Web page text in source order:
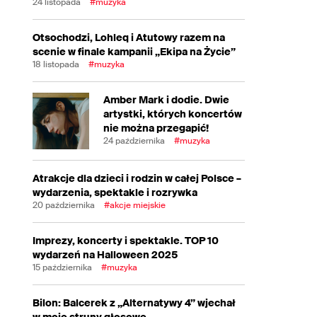
Otsochodzi, Lohleq i Atutowy razem na
scenie w finale kampanii „Ekipa na Życie”
18 listopada #muzyka
Amber Mark i dodie. Dwie
artystki, których koncertów
nie można przegapić!
24 października #muzyka
Atrakcje dla dzieci i rodzin w całej Polsce –
wydarzenia, spektakle i rozrywka
20 października #akcje miejskie
Imprezy, koncerty i spektakle. TOP 10
wydarzeń na Halloween 2025
15 października #muzyka
Bilon: Balcerek z „Alternatywy 4” wjechał